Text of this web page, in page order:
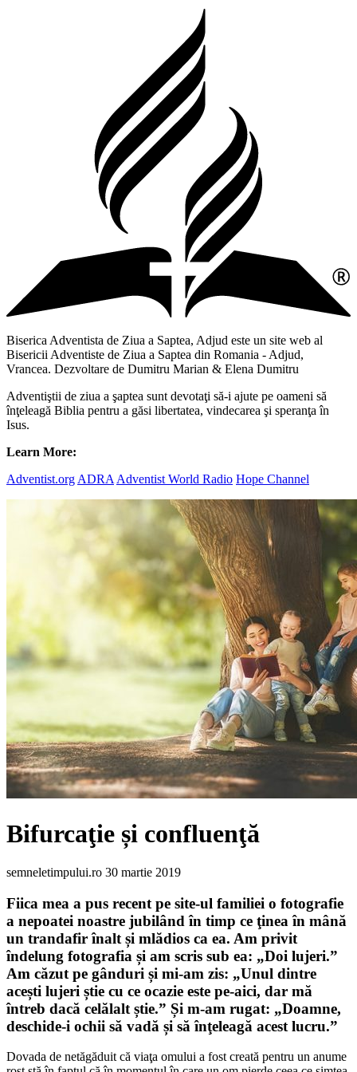
Biserica Adventista de Ziua a Saptea, Adjud este un site web al
Bisericii Adventiste de Ziua a Saptea din Romania - Adjud,
Vrancea. Dezvoltare de Dumitru Marian & Elena Dumitru
Adventiştii de ziua a şaptea sunt devotaţi să-i ajute pe oameni să
înţeleagă Biblia pentru a găsi libertatea, vindecarea şi speranţa în
Isus.
Learn More:
Adventist.org ADRA Adventist World Radio Hope Channel
Bifurcaţie și confluenţă
semneletimpului.ro 30 martie 2019
Fiica mea a pus recent pe site-ul familiei o fotografie
a nepoatei noastre jubilând în timp ce ţinea în mână
un trandafir înalt și mlădios ca ea. Am privit
îndelung fotografia și am scris sub ea: „Doi lujeri.”
Am căzut pe gânduri și mi-am zis: „Unul dintre
acești lujeri știe cu ce ocazie este pe-aici, dar mă
întreb dacă celălalt știe.” Și m-am rugat: „Doamne,
deschide-i ochii să vadă și să înţeleagă acest lucru.”
Dovada de netăgăduit că viaţa omului a fost creată pentru un anume